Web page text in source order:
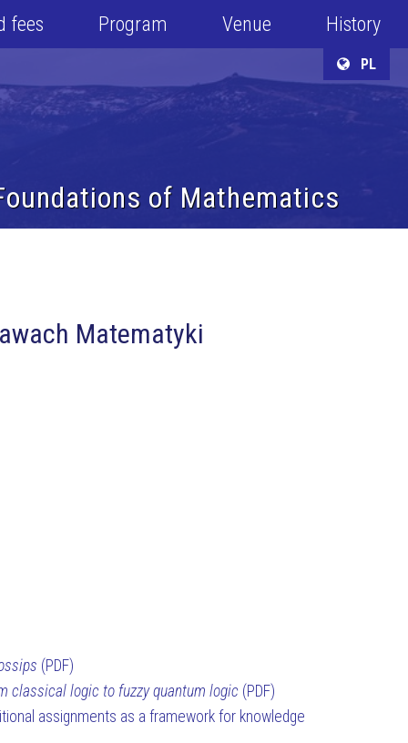
fees Program Venue History
PL
of Mathematics
Matematyki
(PDF)
classical logic to fuzzy quantum logic (PDF)
assignments as a framework for knowledge